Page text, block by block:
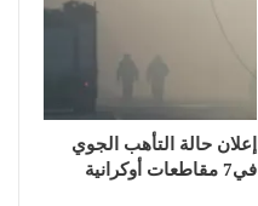
إعلان حالة التأهب الجوي
في7 مقاطعات أوكرانية